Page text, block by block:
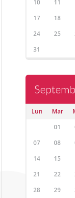
10
11
17
18
24
25
31
Lun Mar
01
07
08
14
15
21
22
28
29